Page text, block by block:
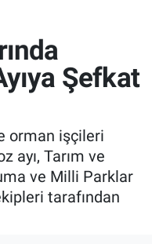
Şefkat
orman işçileri
ayı, Tarım ve
ve Milli Parklar
tarafından